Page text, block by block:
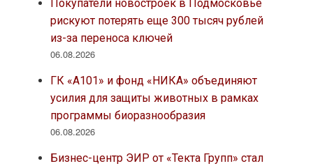
Покупатели новостроек в Подмосковье
рискуют потерять еще 300 тысяч рублей
из-за переноса ключей
06.08.2026
ГК «А101» и фонд «НИКА» объединяют
усилия для защиты животных в рамках
программы биоразнообразия
06.08.2026
Бизнес-центр ЭИР от «Текта Групп» стал